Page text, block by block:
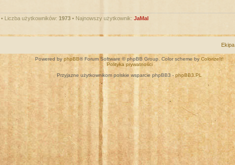
• Liczba użytkowników: 1973 • Najnowszy użytkownik: JaMal
Ekipa
Powered by phpBB® Forum Software © phpBB Group. Color scheme by ColorizeIt!
Polityka prywatności
Przyjazne użytkownikom polskie wsparcie phpBB3 - phpBB3.PL